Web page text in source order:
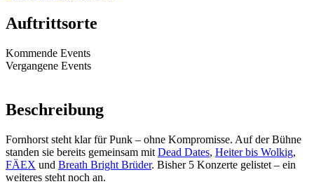
Auftrittsorte
Kommende Events
Vergangene Events
Beschreibung
Fornhorst steht klar für Punk – ohne Kompromisse. Auf der Bühne
standen sie bereits gemeinsam mit Dead Dates, Heiter bis Wolkig,
FÄEX und Breath Bright Brüder. Bisher 5 Konzerte gelistet – ein
weiteres steht noch an.